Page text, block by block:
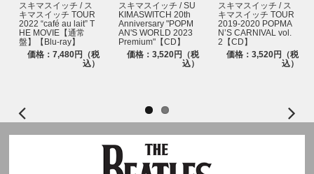
スキマスイッチ / ス
キマスイッチ TOUR
2022 “café au lait” T
HE MOVIE【通常
盤】【Blu-ray】
価格：7,480円（税
込）
スキマスイッチ / SU
KIMASWITCH 20th
Anniversary "POPM
AN'S WORLD 2023
Premium"【CD】
価格：3,520円（税
込）
スキマスイッチ / ス
キマスイッチ TOUR
2019-2020 POPMA
NʼS CARNIVAL vol.
2【CD】
価格：3,520円（税
込）